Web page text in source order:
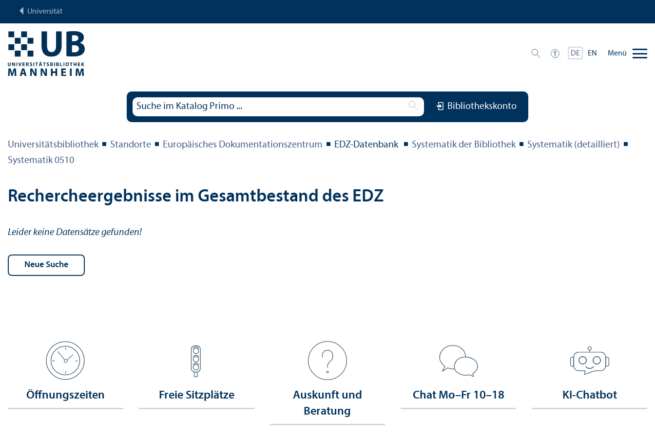
Universität
DE EN Menü
Bibliothekskonto
Universitäts­bibliothek Standorte Europäisches Dokumentations­zentrum EDZ-Datenbank Systematik der Bibliothek
Systematik (detailliert)
Systematik 0510
Rechercheergebnisse im Gesamtbestand des EDZ
Leider keine Datensätze gefunden!
Öffnungs­zeiten Freie Sitzplätze
Auskunft und
Beratung
Chat Mo–Fr 10–18 KI-Chatbot